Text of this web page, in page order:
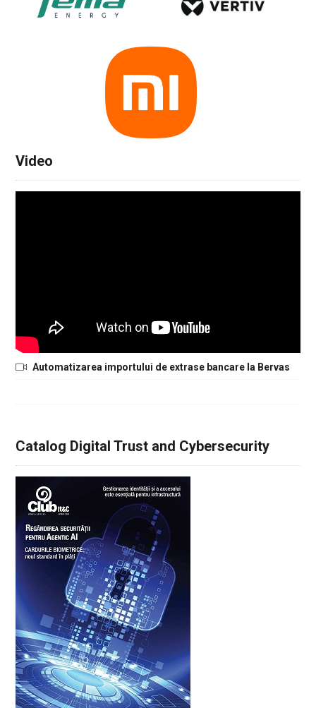
Video
Automatizarea importului de extrase bancare la Bervas
Catalog Digital Trust and Cybersecurity